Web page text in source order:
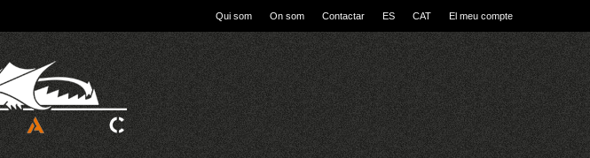
Qui som On som Contactar ES CAT El meu compte